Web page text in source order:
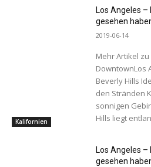
Kalifornien
Los Angeles
gesehen
2019-06-14
Mehr Artikel zu
DowntownLos
Beverly Hills Ideal gelegen zwischen
den Stränden
sonnigen
Hills liegt
Los Angeles
gesehen